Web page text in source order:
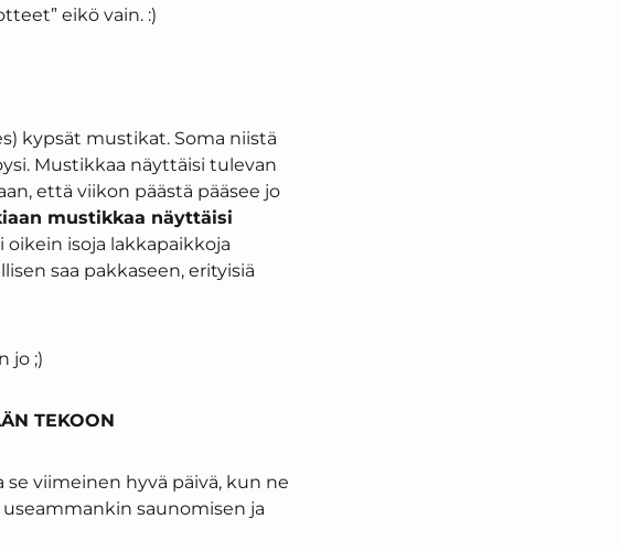
eikö vain. :)
kypsät mustikat. Soma niistä
Mustikkaa näyttäisi tulevan
että viikon päästä pääsee jo
mustikkaa näyttäisi
oikein isoja lakkapaikkoja
saa pakkaseen, erityisiä
jo ;)
TEKOON
viimeinen hyvä päivä, kun ne
saunomisen ja